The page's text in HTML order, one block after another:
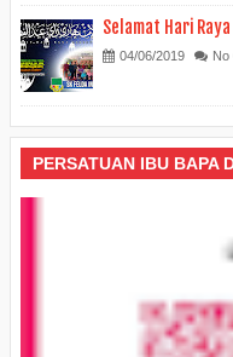
Selamat Hari
04/06/2019 No
PERSATUAN IBU BAPA